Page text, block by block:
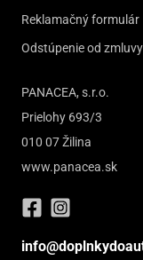
Reklamačný formulár
Odstúpenie od zmluvy
PANACEA, s.r.o.
Prielohy 693/3
010 07 Žilina
www.panacea.sk